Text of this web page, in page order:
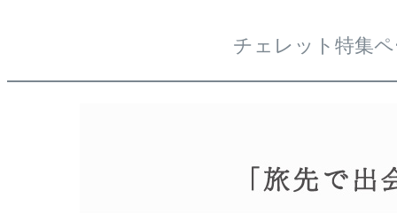
チェレット特集